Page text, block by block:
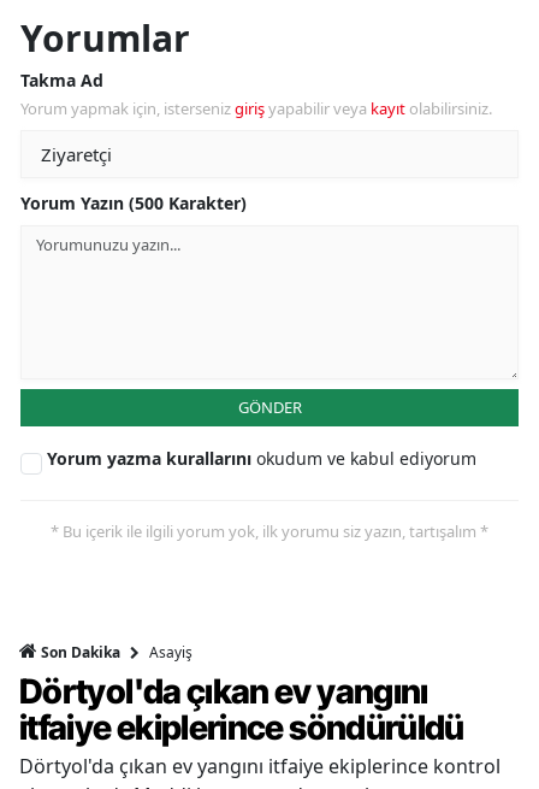
Yorumlar
Takma Ad
Yorum yapmak için, istersenizgirişyapabilir veya kayıt olabilirsiniz.
Yorum Yazın (500 Karakter)
GÖNDER
Yorum yazma kurallarını okudum ve kabul ediyorum
* Bu içerik ile ilgili yorum yok, ilk yorumu siz yazın, tartışalım *
Son Dakika Asayiş
Dörtyol'da çıkan ev yangını
itfaiye ekiplerince söndürüldü
Dörtyol'da çıkan ev yangını itfaiye ekiplerince kontrol